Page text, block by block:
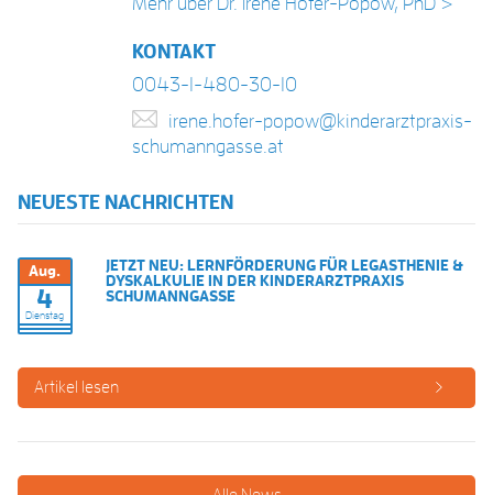
KONTAKT
0043-1-480-30-10
irene.hofer-popow@kinderarztpraxis-
schumanngasse.at
NEUESTE NACHRICHTEN
Aug.
4
Dienstag
JETZT NEU: LERNFÖRDERUNG FÜR LEGASTHENIE &
DYSKALKULIE IN DER KINDERARZTPRAXIS
SCHUMANNGASSE
Artikel lesen